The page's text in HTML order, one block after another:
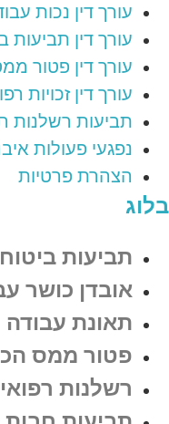
עורך דין נכות
עורך דין תביעות
עורך דין פטור
עורך דין זכויות
תביעות רשלנות
נפגעי פעולות
הצהרת פרטיות
בלוג
תביעות
אובדן כושר
תאונת עבודה
פטור ממס
רשלנות